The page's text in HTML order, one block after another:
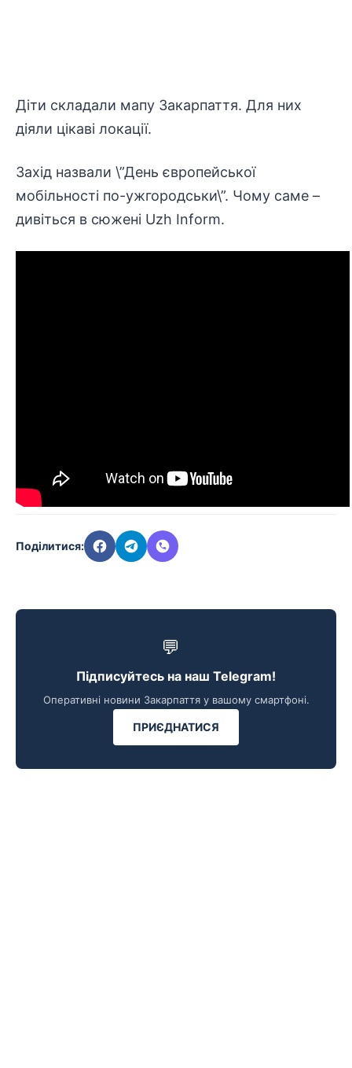
Діти складали мапу Закарпаття. Для них
діяли цікаві локації.
Захід назвали \”День європейської
мобільності по-ужгородськи\”. Чому саме –
дивіться в сюжені Uzh Inform.
Поділитися:
💬
Підписуйтесь на наш Telegram!
Оперативні новини Закарпаття у вашому смартфоні.
ПРИЄДНАТИСЯ